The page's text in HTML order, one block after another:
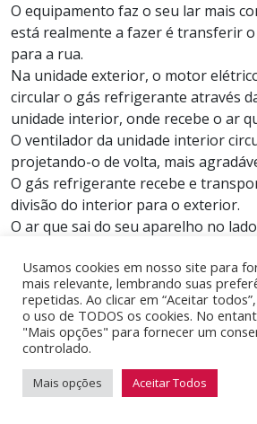
O equipamento faz o seu lar mais
está realmente a fazer é transferir o
para a rua.
Na unidade exterior, o motor
circular o gás refrigerante através
unidade interior, onde recebe o ar
O ventilador da unidade interior
projetando-o de volta, mais
O gás refrigerante recebe e
divisão do interior para o exterior.
O ar que sai do seu aparelho no
divisão, há apenas alguns segundos.
Ciclo de Calor
O processo atrás descrito em ordem
O gás refrigerante recebe e
Peça já uma cotação
Usamos cookies em nosso site para
mais relevante, lembrando suas
repetidas. Ao clicar em “Aceitar
o uso de TODOS os cookies. No
"Mais opções" para fornecer um
controlado.
Mais opções Aceitar Todos